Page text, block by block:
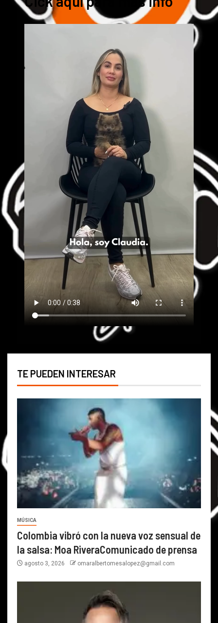
TE PUEDEN INTERESAR
MÚSICA
Colombia vibró con la nueva voz sensual de
la salsa: Moa RiveraComunicado de prensa
agosto 3, 2026 omaralbertomesalopez@gmail.com